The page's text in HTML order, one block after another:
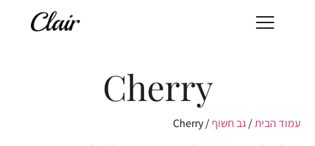
Cherry
עמוד הבית/גב חשוף/ Cherry